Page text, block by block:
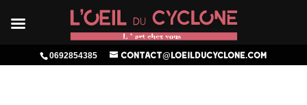
0692854385 contact@loeilducyclone.com